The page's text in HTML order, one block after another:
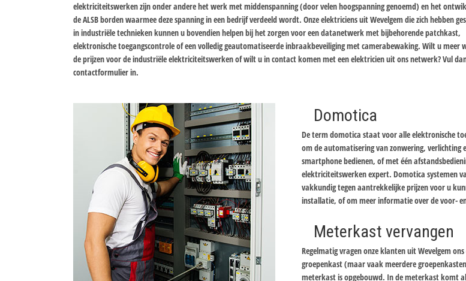
elektriciteitswerken zijn onder andere het werk met middenspanning (door velen hoogspanning genoemd) en het
de ALSB borden waarmee deze spanning in een bedrijf verdeeld wordt. Onze elektriciens uit Wevelgem die zich hebben
in industriële technieken kunnen u bovendien helpen bij het zorgen voor een datanetwerk met bijbehorende patchkast,
elektronische toegangscontrole of een volledig geautomatiseerde inbraakbeveiliging met camerabewaking. Wilt u meer
de prijzen voor de industriële elektriciteitswerken of wilt u in contact komen met een elektricien uit ons netwerk? Vul
contactformulier in.
Domotica
De term domotica staat voor alle elektronische
om de automatisering van zonwering,
smartphone bedienen, of met één
elektriciteitswerken expert. Domotica systemen
vakkundig tegen aantrekkelijke prijzen voor u
installatie, of om meer informatie over de voor-
Meterkast vervangen
Regelmatig vragen onze klanten uit Wevelgem
groepenkast (maar vaak meerdere
meterkast is opgebouwd. In de meterkast komt